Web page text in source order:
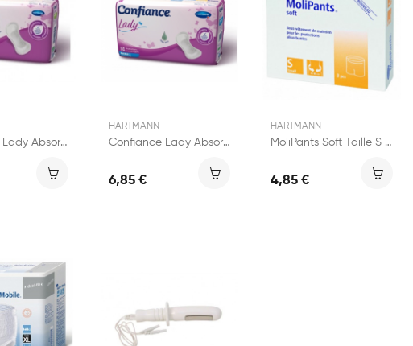
Confiance Lady Absorption 3 14 protections...
HARTMANN
Confiance Lady Absorption4 14 Protections...
6,85 €
HARTMANN
MoliPants Soft Taille S lot de 3 Boxers
4,85 €